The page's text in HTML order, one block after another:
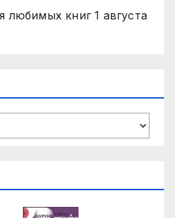
любимых книг 1 августа